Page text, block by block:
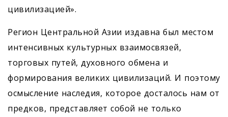
цивилизацией».
Регион Центральной Азии издавна был местом
интенсивных культурных взаимосвязей,
торговых путей, духовного обмена и
формирования великих цивилизаций. И поэтому
осмысление наследия, которое досталось нам от
предков, представляет собой не только